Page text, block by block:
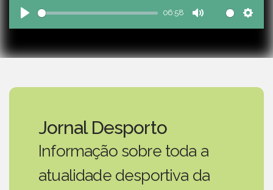
Play
06:58
Mute
Jornal Desporto
Informação sobre toda a
atualidade desportiva da